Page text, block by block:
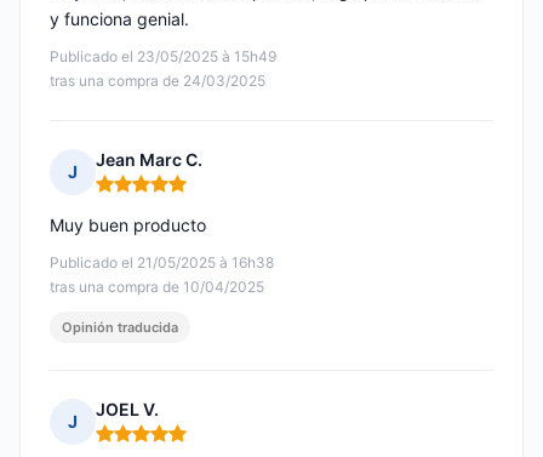
Publicado el 23/05/2025 à 15h49
tras una compra de 24/03/2025
y funciona genial.
J
Jean Marc C.
Nota: 5 de 5
Publicado el 21/05/2025 à 16h38
tras una compra de 10/04/2025
Muy buen producto
Opinión traducida
J
JOEL V.
Nota: 5 de 5